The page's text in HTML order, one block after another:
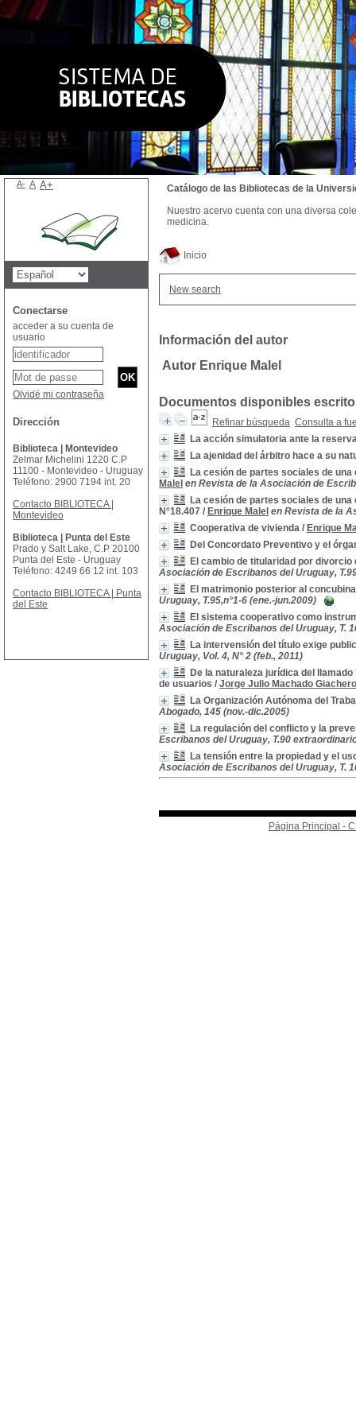
Inicio
New search
Información del autor
Autor Enrique Malel
Documentos disponibles
Refinar búsqueda Consulta a
La acción simulatoria ante la
La ajenidad del árbitro hace a su
La cesión de partes sociales de
Malel en Revista de la Asociación de
La cesión de partes sociales de
N°18.407 / Enrique Malel en Revista de la
Cooperativa de vivienda / Enrique
Del Concordato Preventivo y el
El cambio de titularidad por
Asociación de Escribanos del Uruguay,
El matrimonio posterior al
Uruguay, T.95,n°1-6 (ene.-jun.2009)
El sistema cooperativo como
Asociación de Escribanos del Uruguay, T.
La intervensión del título exige
Uruguay, Vol. 4, N° 2 (feb., 2011)
De la naturaleza jurídica del
de usuarios / Jorge Julio Machado Giachero
La Organización Autónoma del
Abogado, 145 (nov.-dic.2005)
La regulación del conflicto y la
Escribanos del Uruguay, T.90
La tensión entre la propiedad y el
Asociación de Escribanos del Uruguay, T.
Página Principal -
Catálogo de las Bibliotecas de la
Nuestro acervo cuenta con una diversa
medicina.
A- A A+
Conectarse
acceder a su cuenta de
usuario
Olvidé mi contraseña
Dirección
Biblioteca | Montevideo
Zelmar Michelini 1220 C.P
11100 - Montevideo - Uruguay
Teléfono: 2900 7194 int. 20
Contacto BIBLIOTECA |
Montevideo
Biblioteca | Punta del Este
Prado y Salt Lake, C.P 20100
Punta del Este - Uruguay
Teléfono: 4249 66 12 int. 103
Contacto BIBLIOTECA | Punta
del Este